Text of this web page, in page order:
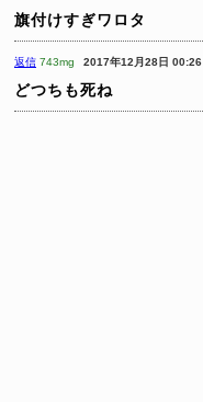
旗付けすぎワロタ
返信 743mg 2017年12月28日 00:26
どつちも死ね